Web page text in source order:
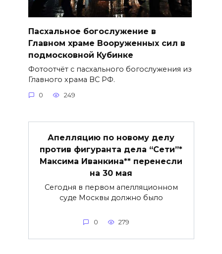
Пасхальное богослужение в
Главном храме Вооруженных сил в
подмосковной Кубинке
Фотоотчёт с пасхального богослужения из
Главного храма ВС РФ.
0 249
Апелляцию по новому делу
против фигуранта дела “Сети”*
Максима Иванкина** перенесли
на 30 мая
Сегодня в первом апелляционном
суде Москвы должно было
0 279